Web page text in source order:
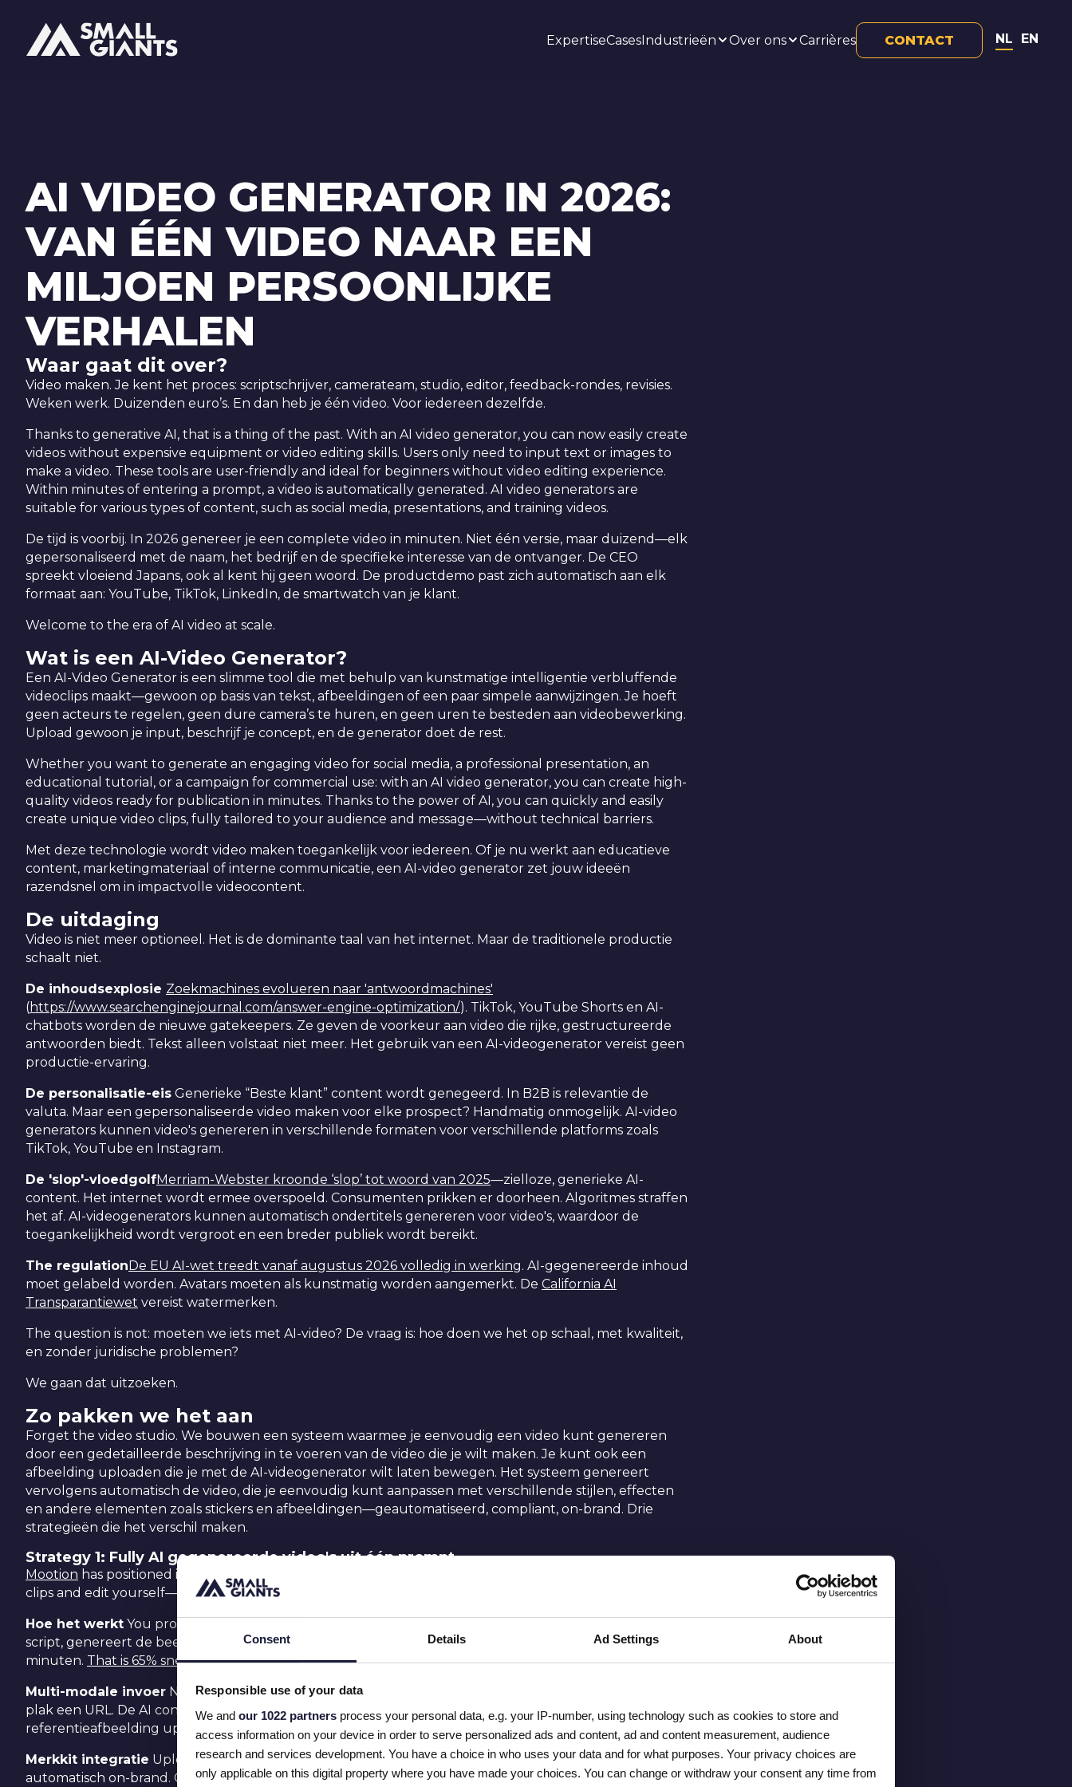
Consent Details Ad Settings About
Responsible use of your data
We and our 1022 partnersprocess your personal data, e.g. your IP-number, using technology such as cookies to store and
access information on your device in order to serve personalized ads and content, ad and content measurement, audience
research and services development. You have a choice in who uses your data and for what purposes. Your privacy choices are
only applicable on this digital property where you have made your choices. You can change or withdraw your consent any time from
ExpertiseCasesIndustrieën Over ons Carrières CONTACT NL EN
AI VIDEO GENERATOR IN 2026:
VAN ÉÉN VIDEO NAAR EEN
MILJOEN PERSOONLIJKE
VERHALEN
Waar gaat dit over?
Video maken. Je kent het proces: scriptschrijver, camerateam, studio, editor, feedback-rondes, revisies.
Weken werk. Duizenden euro’s. En dan heb je één video. Voor iedereen dezelfde.
Thanks to generative AI, that is a thing of the past. With an AI video generator, you can now easily create
videos without expensive equipment or video editing skills. Users only need to input text or images to
make a video. These tools are user-friendly and ideal for beginners without video editing experience.
Within minutes of entering a prompt, a video is automatically generated. AI video generators are
suitable for various types of content, such as social media, presentations, and training videos.
De tijd is voorbij. In 2026 genereer je een complete video in minuten. Niet één versie, maar duizend—elk
gepersonaliseerd met de naam, het bedrijf en de specifieke interesse van de ontvanger. De CEO
spreekt vloeiend Japans, ook al kent hij geen woord. De productdemo past zich automatisch aan elk
formaat aan: YouTube, TikTok, LinkedIn, de smartwatch van je klant.
Welcome to the era of AI video at scale.
Wat is een AI-Video Generator?
Een AI-Video Generator is een slimme tool die met behulp van kunstmatige intelligentie verbluffende
videoclips maakt—gewoon op basis van tekst, afbeeldingen of een paar simpele aanwijzingen. Je hoeft
geen acteurs te regelen, geen dure camera’s te huren, en geen uren te besteden aan videobewerking.
Upload gewoon je input, beschrijf je concept, en de generator doet de rest.
Whether you want to generate an engaging video for social media, a professional presentation, an
educational tutorial, or a campaign for commercial use: with an AI video generator, you can create high-
quality videos ready for publication in minutes. Thanks to the power of AI, you can quickly and easily
create unique video clips, fully tailored to your audience and message—without technical barriers.
Met deze technologie wordt video maken toegankelijk voor iedereen. Of je nu werkt aan educatieve
content, marketingmateriaal of interne communicatie, een AI-video generator zet jouw ideeën
razendsnel om in impactvolle videocontent.
De uitdaging
Video is niet meer optioneel. Het is de dominante taal van het internet. Maar de traditionele productie
schaalt niet.
De inhoudsexplosie Zoekmachines evolueren naar 'antwoordmachines'
(https://www.searchenginejournal.com/answer-engine-optimization/). TikTok, YouTube Shorts en AI-
chatbots worden de nieuwe gatekeepers. Ze geven de voorkeur aan video die rijke, gestructureerde
antwoorden biedt. Tekst alleen volstaat niet meer. Het gebruik van een AI-videogenerator vereist geen
productie-ervaring.
De personalisatie-eis Generieke “Beste klant” content wordt genegeerd. In B2B is relevantie de
valuta. Maar een gepersonaliseerde video maken voor elke prospect? Handmatig onmogelijk. AI-video
generators kunnen video's genereren in verschillende formaten voor verschillende platforms zoals
TikTok, YouTube en Instagram.
De 'slop'-vloedgolfMerriam-Webster kroonde ‘slop’ tot woord van 2025—zielloze, generieke AI-
content. Het internet wordt ermee overspoeld. Consumenten prikken er doorheen. Algoritmes straffen
het af. AI-videogenerators kunnen automatisch ondertitels genereren voor video's, waardoor de
toegankelijkheid wordt vergroot en een breder publiek wordt bereikt.
The regulationDe EU AI-wet treedt vanaf augustus 2026 volledig in werking. AI-gegenereerde inhoud
moet gelabeld worden. Avatars moeten als kunstmatig worden aangemerkt. De California AI
Transparantiewet vereist watermerken.
The question is not: moeten we iets met AI-video? De vraag is: hoe doen we het op schaal, met kwaliteit,
en zonder juridische problemen?
We gaan dat uitzoeken.
Zo pakken we het aan
Forget the video studio. We bouwen een systeem waarmee je eenvoudig een video kunt genereren
door een gedetailleerde beschrijving in te voeren van de video die je wilt maken. Je kunt ook een
afbeelding uploaden die je met de AI-videogenerator wilt laten bewegen. Het systeem genereert
vervolgens automatisch de video, die je eenvoudig kunt aanpassen met verschillende stijlen, effecten
en andere elementen zoals stickers en afbeeldingen—geautomatiseerd, compliant, on-brand. Drie
strategieën die het verschil maken.
Strategy 1: Fully AI gegenereerde video's uit één prompt
Mootion has positioned itself as the leader for marketers who prioritize speed. Don't generate separate
clips and edit yourself—complete videos from a single prompt.
Hoe het werkt You provide a URL of your product page. Mootion analyseert de specificaties, schrijft het
script, genereert de beelden, voegt voice-over en muziek toe, en monteert het geheel. In minder dan 2
minuten. That is 65% sneller dan het industriegemiddelde(https://www.mootion.com/benchmarks).
Multi-modale invoer Niet alleen tekst. Upload een PDF, een audiobestand, een bestaande video, of
plak een URL. De AI converteert het naar dynamische videobrochures. Je kunt ook een
referentieafbeelding uploaden of een tekstprompt invoeren om de video te genereren.
Merkkit integratie Upload je huisstijl—logo's, kleuren, lettertypes—en elke gegenereerde video is
automatisch on-brand. Cruciaal voor gedecentraliseerde teams. AI-video generators bieden daarnaast